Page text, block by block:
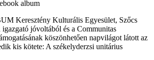
album
Keresztény Kulturális Egyesület, Szőcs
jóvoltából és a Communitas
köszönhetően napvilágot látott az
kis kötete: A székelyderzsi unitárius